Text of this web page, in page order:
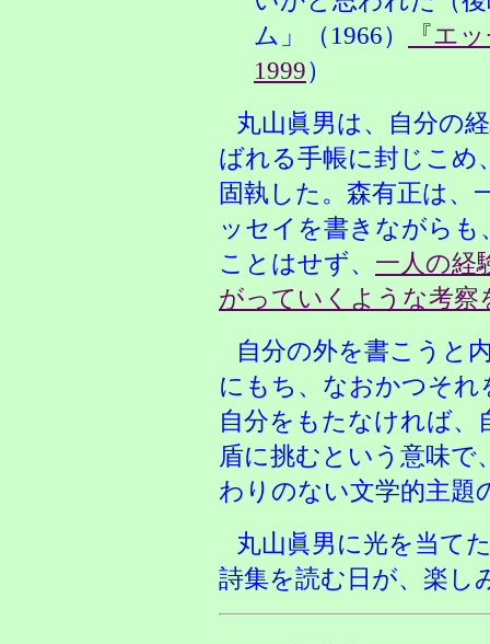
ム」（1966）
『エ
1999）
丸山眞男は、自分の
ばれる手帳に封じこめ
固執した。森有正は、
ッセイを書きながら
ことはせず、 一人の経
がっていくような考察
自分の外を書こうと
にもち、なおかつそ
自分をもたなければ
盾に挑むという意味で
わりのない文学的主題
丸山眞男に光を当て
詩集を読む日が、楽し